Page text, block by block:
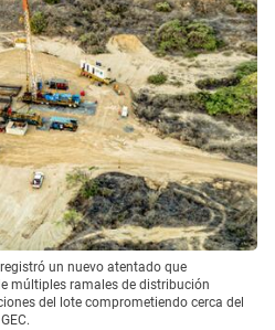
un nuevo atentado que
múltiples ramales de distribución
del lote comprometiendo cerca del